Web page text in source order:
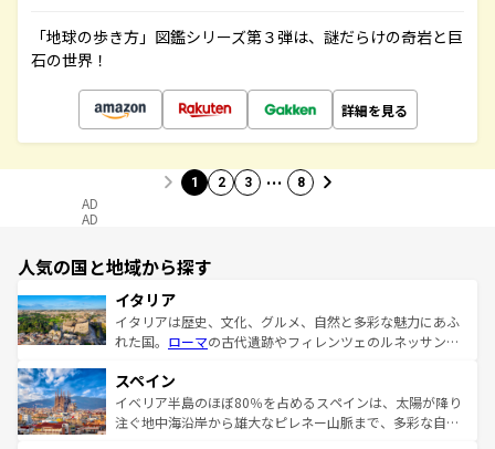
「地球の歩き方」図鑑シリーズ第３弾は、謎だらけの奇岩と巨
石の世界！
詳細を見る
1 2 3 … 8
AD
AD
人気の国と地域から探す
イタリア
イタリアは歴史、文化、グルメ、自然と多彩な魅力にあふ
れた国。 ローマの古代遺跡やフィレンツェのルネッサンス
ろん、トスカーナの美しい田園風景やアマルフィ海岸の絶
景など、自然景観も見逃せない。観光の合間には、本場の
ピザやパスタなど、絶品のイタリア料理を堪能することも
スペイン
イベリア半島のほぼ80％を占めるスペインは、太陽が降り
注ぐ地中海沿岸から雄大なピレネー山脈まで、多彩な自然